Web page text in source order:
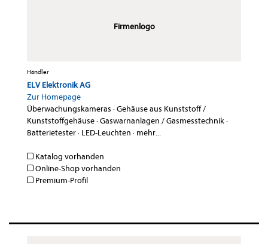
Firmenlogo
Händler
ELV Elektronik AG
Zur Homepage
Überwachungskameras ·Gehäuse aus Kunststoff /
Kunststoffgehäuse·Gaswarnanlagen / Gasmesstechnik·
Batterietester· LED-Leuchten · mehr...
Katalog vorhanden
Online-Shop vorhanden
Premium-Profil